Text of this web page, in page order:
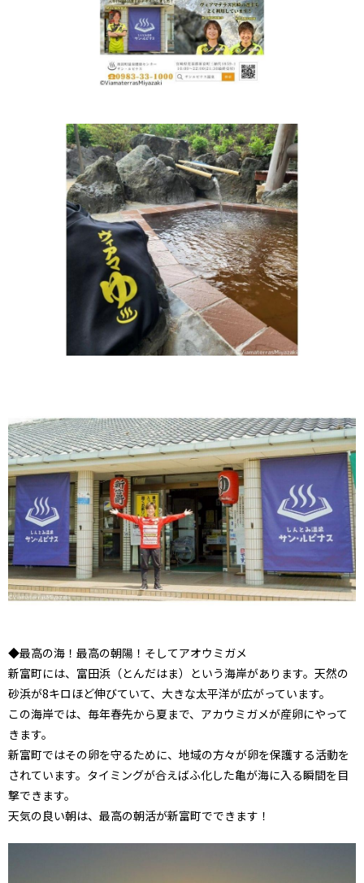
◆最高の海！最高の朝陽！そしてアオウミガメ
新富町には、富田浜（とんだはま）という海岸があります。天然の
砂浜が8キロほど伸びていて、大きな太平洋が広がっています。
この海岸では、毎年春先から夏まで、アカウミガメが産卵にやって
きます。
新富町ではその卵を守るために、地域の方々が卵を保護する活動を
されています。タイミングが合えばふ化した亀が海に入る瞬間を目
撃できます。
天気の良い朝は、最高の朝活が新富町でできます！